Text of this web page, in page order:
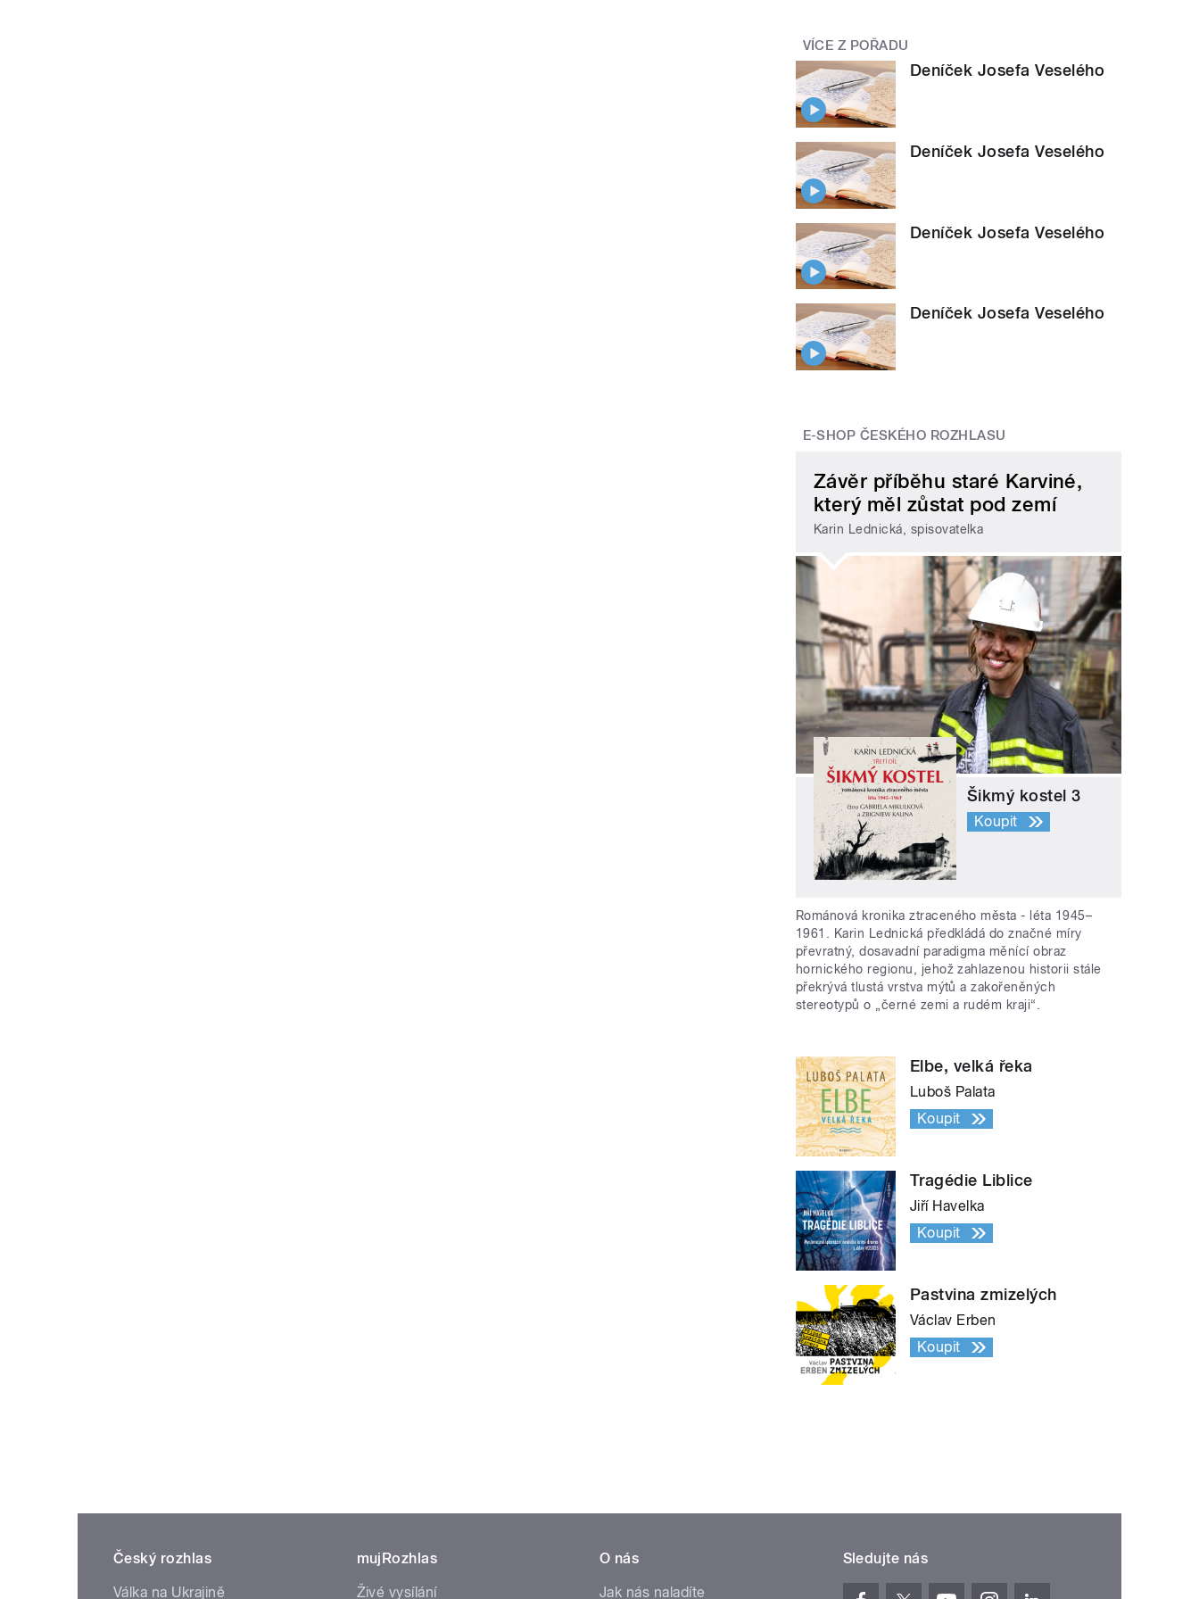
VÍCE Z POŘADU
Deníček Josefa Veselého
Deníček Josefa Veselého
Deníček Josefa Veselého
Deníček Josefa Veselého
E-SHOP ČESKÉHO ROZHLASU
Závěr příběhu staré Karviné,
který měl zůstat pod zemí
Karin Lednická, spisovatelka
Šikmý kostel 3
Koupit
Románová kronika ztraceného města - léta 1945–
1961. Karin Lednická předkládá do značné míry
převratný, dosavadní paradigma měnící obraz
hornického regionu, jehož zahlazenou historii stále
překrývá tlustá vrstva mýtů a zakořeněných
stereotypů o „černé zemi a rudém kraji“.
Elbe, velká řeka
Luboš Palata
Koupit
Tragédie Liblice
Jiří Havelka
Koupit
Pastvina zmizelých
Václav Erben
Koupit
Český rozhlas
Válka na Ukrajině
mujRozhlas
Živé vysílání
O nás
Jak nás naladíte
Sledujte nás